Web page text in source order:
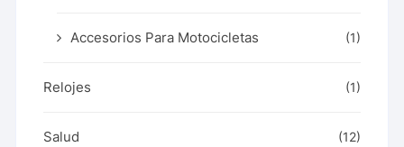
Accesorios Para Motocicletas (1)
Relojes (1)
Salud (12)